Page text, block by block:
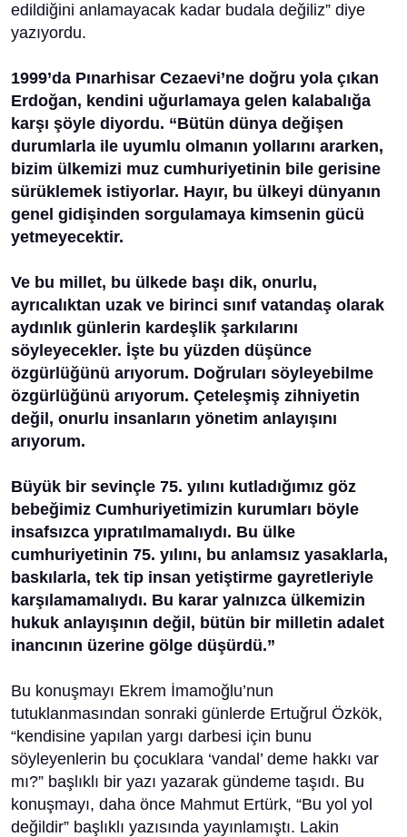
edildiğini anlamayacak kadar budala değiliz” diye
yazıyordu.
1999’da Pınarhisar Cezaevi’ne doğru yola çıkan
Erdoğan, kendini uğurlamaya gelen kalabalığa
karşı şöyle diyordu. “Bütün dünya değişen
durumlarla ile uyumlu olmanın yollarını ararken,
bizim ülkemizi muz cumhuriyetinin bile gerisine
sürüklemek istiyorlar. Hayır, bu ülkeyi dünyanın
genel gidişinden sorgulamaya kimsenin gücü
yetmeyecektir.
Ve bu millet, bu ülkede başı dik, onurlu,
ayrıcalıktan uzak ve birinci sınıf vatandaş olarak
aydınlık günlerin kardeşlik şarkılarını
söyleyecekler. İşte bu yüzden düşünce
özgürlüğünü arıyorum. Doğruları söyleyebilme
özgürlüğünü arıyorum. Çeteleşmiş zihniyetin
değil, onurlu insanların yönetim anlayışını
arıyorum.
Büyük bir sevinçle 75. yılını kutladığımız göz
bebeğimiz Cumhuriyetimizin kurumları böyle
insafsızca yıpratılmamalıydı. Bu ülke
cumhuriyetinin 75. yılını, bu anlamsız yasaklarla,
baskılarla, tek tip insan yetiştirme gayretleriyle
karşılamamalıydı. Bu karar yalnızca ülkemizin
hukuk anlayışının değil, bütün bir milletin adalet
inancının üzerine gölge düşürdü.”
Bu konuşmayı Ekrem İmamoğlu’nun
tutuklanmasından sonraki günlerde Ertuğrul Özkök,
“kendisine yapılan yargı darbesi için bunu
söyleyenlerin bu çocuklara ‘vandal’ deme hakkı var
mı?” başlıklı bir yazı yazarak gündeme taşıdı. Bu
konuşmayı, daha önce Mahmut Ertürk, “Bu yol yol
değildir” başlıklı yazısında yayınlamıştı. Lakin